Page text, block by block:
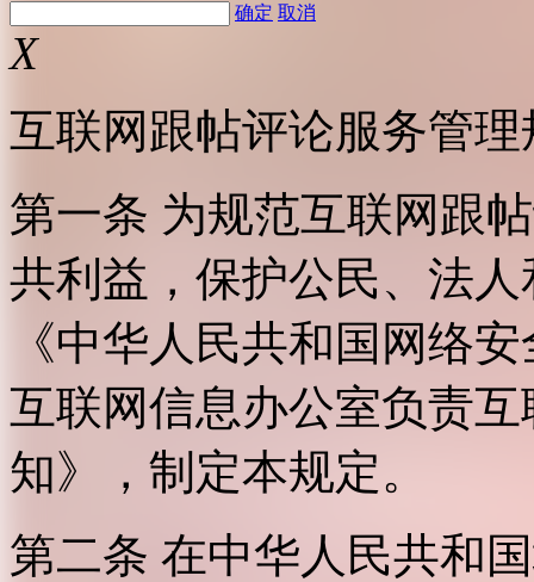
确定 取消
X
互联网跟帖评论服务管理
第一条 为规范互联网跟
共利益，保护公民、法
《中华人民共和国网络
互联网信息办公室负责
知》，制定本规定。
第二条 在中华人民共和